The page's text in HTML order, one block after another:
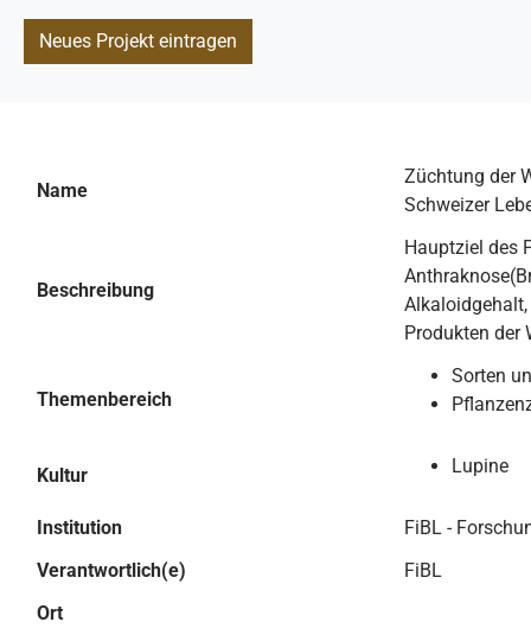
Neues Projekt eintragen
Name
Züchtung der
Schweizer
Beschreibung
Hauptziel des
Produkten der
Themenbereich
Sorten
Kultur Lupine
Institution
FiBL -
Verantwortlich(e)
FiBL
Ort